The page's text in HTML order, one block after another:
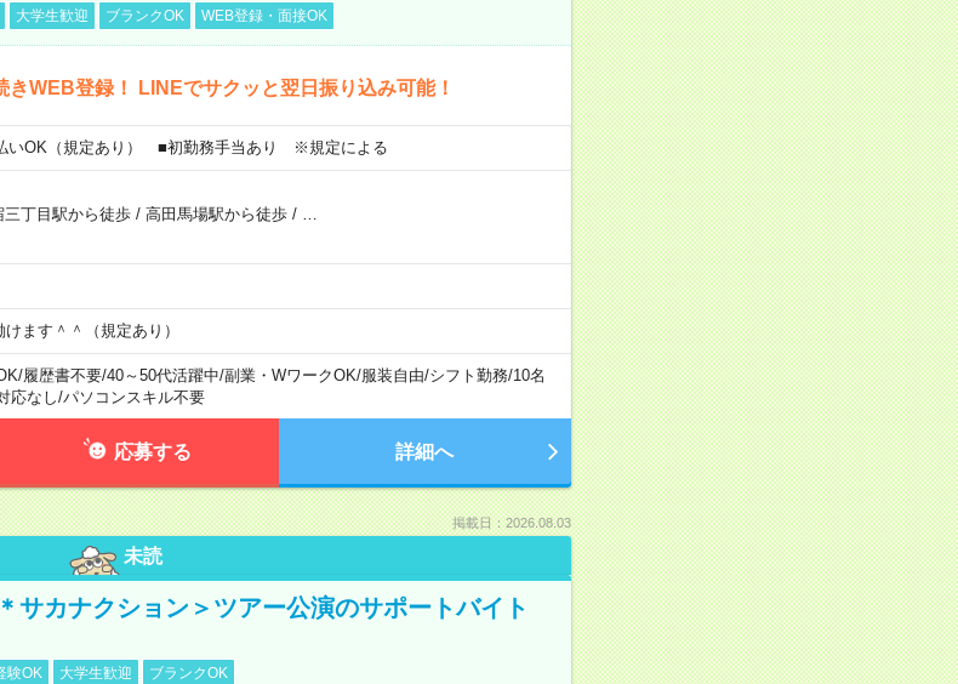
大学生歓迎 ブランクOK WEB登録・面接OK
きWEB登録！ LINEでサクッと翌日振り込み可能！
OK（規定あり） ■初勤務手当あり ※規定による
三丁目駅から徒歩/ 高田馬場駅から徒歩/
ます＾＾（規定あり）
/履歴書不要/40～50代活躍中/副業・WワークOK/服装自由/シフト勤務/10名
応なし/パソコンスキル不要
応募する 詳細へ
掲載日：2026.08.03
未読
サカナクション＞ツアー公演のサポートバイト
験OK 大学生歓迎 ブランクOK